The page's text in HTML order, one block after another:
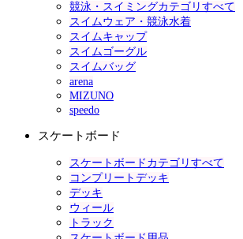
競泳・スイミングカテゴリすべて
スイムウェア・競泳水着
スイムキャップ
スイムゴーグル
スイムバッグ
arena
MIZUNO
speedo
スケートボード
スケートボードカテゴリすべて
コンプリートデッキ
デッキ
ウィール
トラック